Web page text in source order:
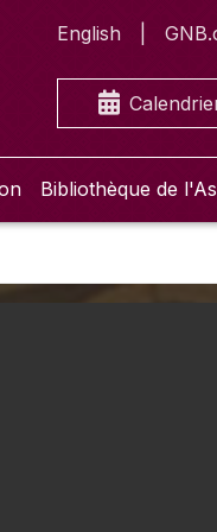
English
Bibliothèque de